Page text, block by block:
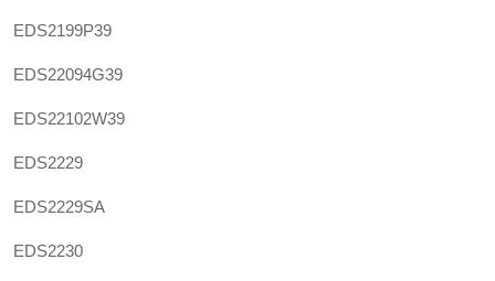
EDS2199P39
EDS22094G39
EDS22102W39
EDS2229
EDS2229SA
EDS2230